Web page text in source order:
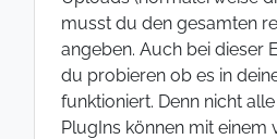
musst du den gesamten
angeben. Auch bei dieser
du probieren ob es in
funktioniert. Denn nicht
PlugIns können mit einem